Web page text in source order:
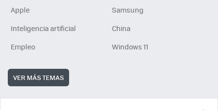
Apple
Samsung
Inteligencia artificial
China
Empleo
Windows 11
VER MÁS TEMAS